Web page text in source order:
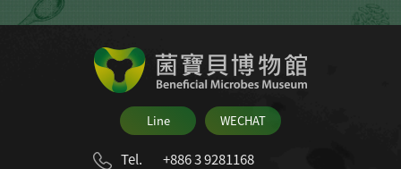
Line WECHAT
Tel. +886 3 9281168